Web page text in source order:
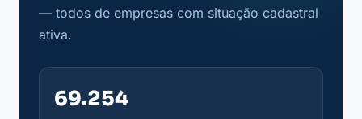
— todos de empresas com situação cadastral
ativa.
69.254